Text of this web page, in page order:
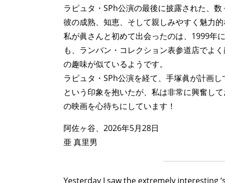
ラピュタ・SPh公演の最後に披露された、
彼の成熟、知恵、そして親しみやすく魅力
私が眞さんと初めて出会ったのは、1999年
も、ランバン・コレクション表参道店でよ
の趣味が似ているようです。
ラピュタ・SPh公演を経て、手塚眞が計画
という印象を抱いたが、私は非常に興奮し
の映画を心待ちにしています！
阿佐ヶ谷、2026年5月28日
亜 真里男
Yesterday I saw the extremely interesting